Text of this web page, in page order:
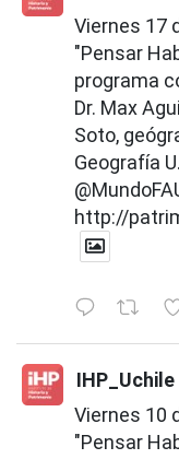
Viernes 17
"Pensar
programa
Dr. Max
Soto,
Geografía
http://
IHP_Uchile
Viernes 10
"Pensar